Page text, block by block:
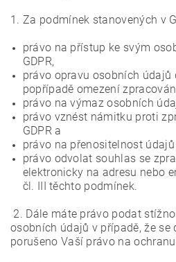
1. Za podmínek stanovených v
právo na přístup ke svým
GDPR,
právo opravu osobních údajů
popřípadě omezení
právo na výmaz osobních
právo vznést námitku proti
GDPR a
právo na přenositelnost údajů
právo odvolat souhlas se
elektronicky na adresu nebo
čl. III těchto podmínek.
2. Dále máte právo podat
osobních údajů v případě, že se
porušeno Vaší právo na